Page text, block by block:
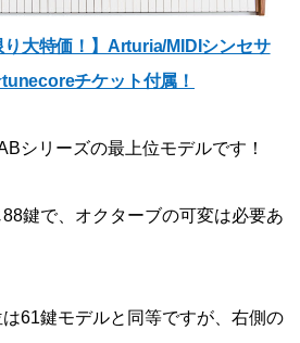
り大特価！】Arturia/MIDIシンセサ
チケット付属！
シリーズの最上位モデルです！
鍵で、オクターブの可変は必要あ
61鍵モデルと同等ですが、右側の